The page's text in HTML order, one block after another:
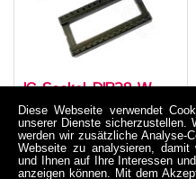
IC-Sockel, DIP28-W,
15,24 mm, -20..105 °C
08-0004-02112
Diese Webseite verwendet
unserer Dienste sicherzustellen.
werden wir zusätzliche Analyse-
Webseite zu analysieren, damit
und Ihnen auf Ihre Interessen
anzeigen können. Mit dem